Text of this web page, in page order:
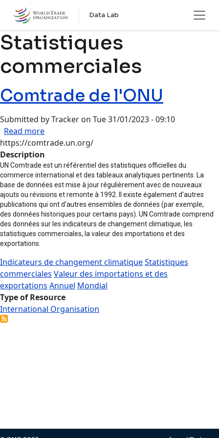
Skip to main content
Data Lab
Statistiques
commerciales
Comtrade de l'ONU
Submitted byTracker on Tue 31/01/2023 - 09:10
Read moreabout Comtrade de l'ONU
https://comtrade.un.org/
Description
UN Comtrade est un référentiel des statistiques officielles du
commerce international et des tableaux analytiques pertinents. La
base de données est mise à jour régulièrement avec de nouveaux
ajouts ou révisions et remonte à 1992. Il existe également d'autres
publications qui ont d'autres ensembles de données (par exemple,
des données historiques pour certains pays). UN Comtrade comprend
des données sur les indicateurs de changement climatique, les
statistiques commerciales, la valeur des importations et des
exportations.
Indicateurs de changement climatiqueStatistiques
commerciales Valeur des importations et des
exportations Annuel Mondial
Type of Resource
International Organisation